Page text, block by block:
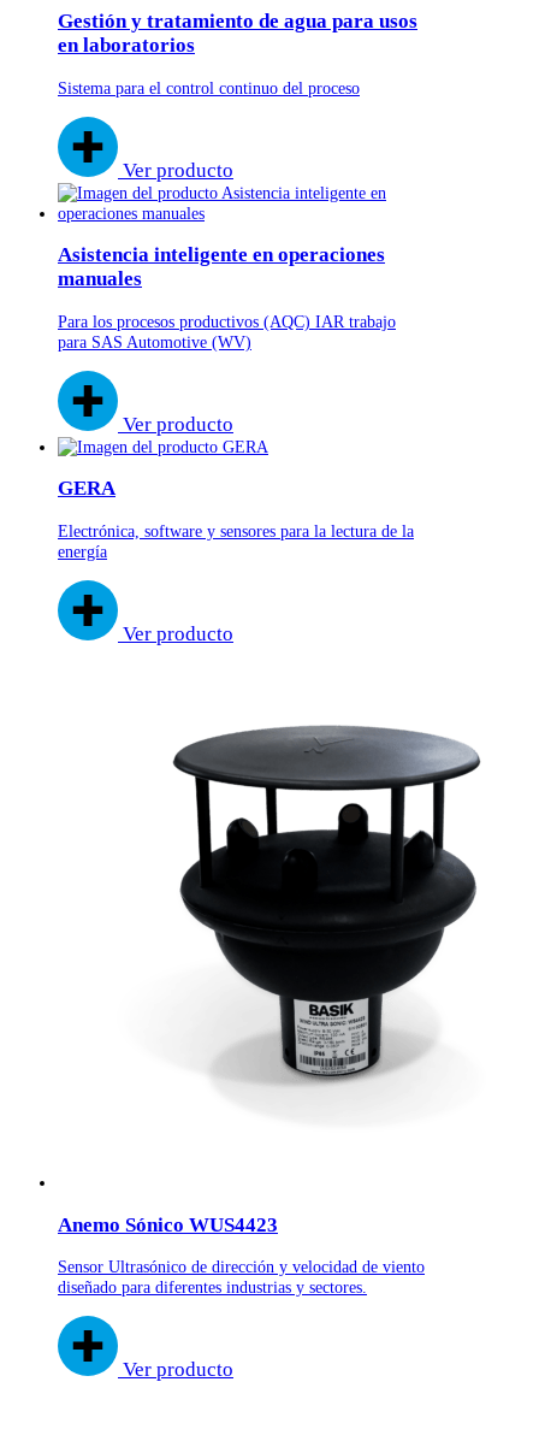
Gestión y tratamiento de agua para usos
en laboratorios
Sistema para el control continuo del proceso
Ver producto
Asistencia inteligente en operaciones
manuales
Para los procesos productivos (AQC) IAR trabajo
para SAS Automotive (WV)
Ver producto
GERA
Electrónica, software y sensores para la lectura de la
energía
Ver producto
Anemo Sónico WUS4423
Sensor Ultrasónico de dirección y velocidad de viento
diseñado para diferentes industrias y sectores.
Ver producto